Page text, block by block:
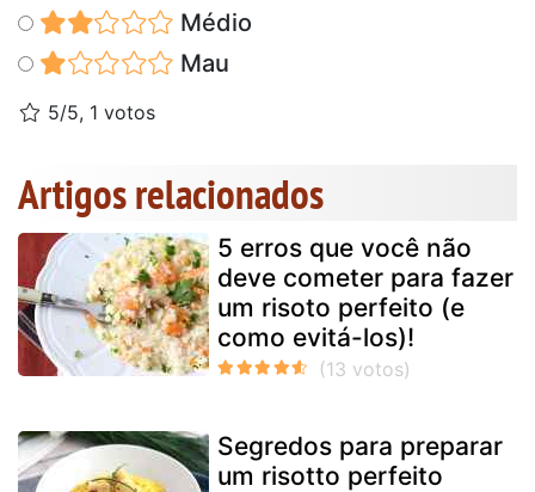
Médio
Mau
5/5, 1 votos
Artigos relacionados
5 erros que você não
deve cometer para fazer
um risoto perfeito (e
como evitá-los)!
Segredos para preparar
um risotto perfeito